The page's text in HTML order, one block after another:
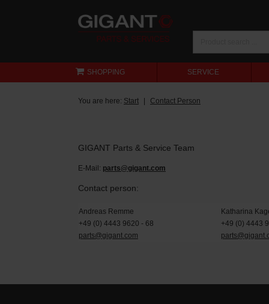
SHOPPING SERVICE
You are here: Start Contact Person
GIGANT Parts & Service Team
E-Mail: parts@gigant.com
Contact person:
Andreas Remme
Katharina
+49 (0) 4443 9620 - 68
+49 (0) 4443
parts@gigant.com